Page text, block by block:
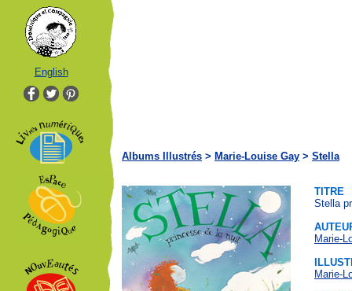
English
Albums Illustrés > Marie-Louise Gay > Stella
TITRE
Stella
Marie-
Marie-